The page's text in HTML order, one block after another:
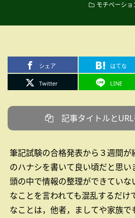
モチベーショ
シェア はてな
Twitter LINE
記事タイトルと
筆記試験の合格発表から３週間が
のハナシを書いて良い頃だと思い
頭の中で情報の整理ができていな
なことを言われても混乱するだけ
なことは，他者，ましてや家族で